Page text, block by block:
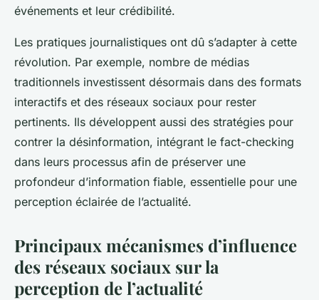
événements et leur crédibilité.
Les pratiques journalistiques ont dû s’adapter à cette
révolution. Par exemple, nombre de médias
traditionnels investissent désormais dans des formats
interactifs et des réseaux sociaux pour rester
pertinents. Ils développent aussi des stratégies pour
contrer la désinformation, intégrant le fact-checking
dans leurs processus afin de préserver une
profondeur d’information fiable, essentielle pour une
perception éclairée de l’actualité.
Principaux mécanismes d’influence
des réseaux sociaux sur la
perception de l’actualité